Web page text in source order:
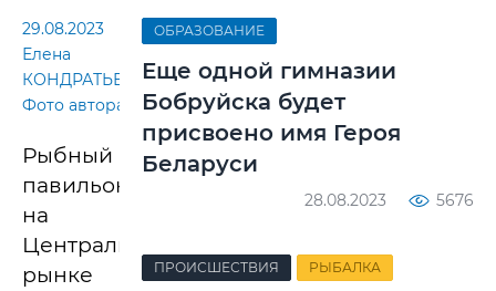
29.08.2023
Елена
КОНДРАТЬЕВА.
Фото автора
Рыбный
павильон
на
Центральном
рынке
ОБРАЗОВАНИЕ
Еще одной гимназии
Бобруйска будет
присвоено имя Героя
Беларуси
28.08.2023 5676
ПРОИСШЕСТВИЯ РЫБАЛКА